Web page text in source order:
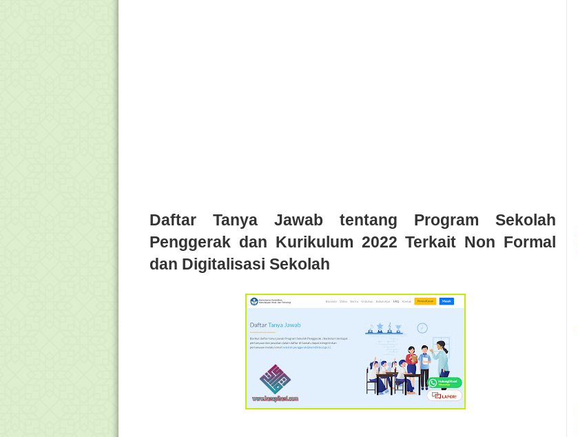
Daftar Tanya Jawab tentang Program Sekolah
Penggerak dan Kurikulum 2022 Terkait Non Formal
dan Digitalisasi Sekolah